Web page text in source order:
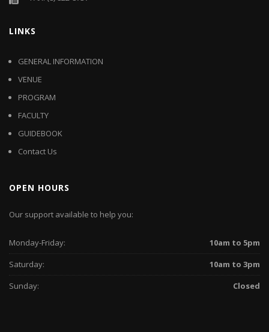
LINKS
GENERAL INFORMATION
VENUE
PROGRAM
FACULTY
GUIDEBOOK
Contact Us
OPEN HOURS
Our support available to help you:
Monday-Friday:
10am to 5pm
Saturday:
10am to 3pm
Sunday:
Closed